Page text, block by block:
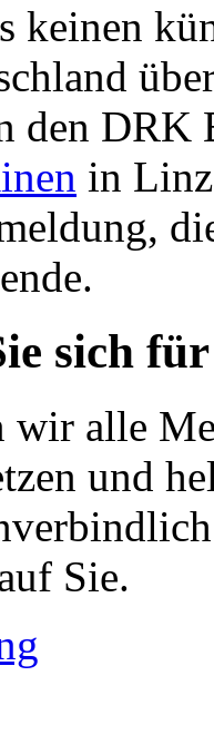
keinen
den DRK
in
sich
wir alle
und
Sie.